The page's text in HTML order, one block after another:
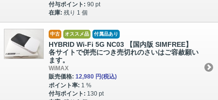
付与ポイント: 90 pt
在庫: 残り 1 個
中古 オススメ品 付属品あり
HYBRID Wi-Fi 5G NC03 【国内版 SIMFREE】
各サイトで併売につき売切れのさいはご容赦願い
ます。
WiMAX
販売価格: 12,980 円(税込)
ポイント率: 1 %
付与ポイント: 130 pt